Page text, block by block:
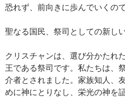
恐れず、前向きに歩んでいくので
聖なる国民、祭司としての新し
クリスチャンは、選び分かたれ
王である祭司です。私たちは、
介者とされました。家族知人、
めに神にとりなし、栄光の神を